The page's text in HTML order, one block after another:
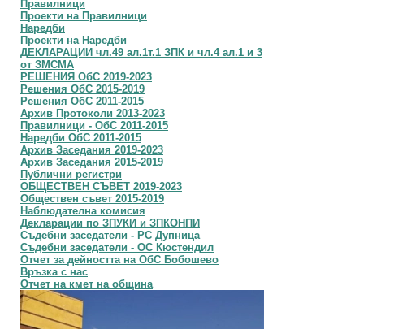
Правилници
Проекти на Правилници
Наредби
Проекти на Наредби
ДЕКЛАРАЦИИ чл.49 ал.1т.1 ЗПК и чл.4 ал.1 и 3
от ЗМСМА
РЕШЕНИЯ ОбС 2019-2023
Решения OбС 2015-2019
Решения ОбС 2011-2015
Архив Протоколи 2013-2023
Правилници - ОбС 2011-2015
Наредби ОбС 2011-2015
Архив Заседания 2019-2023
Архив Заседания 2015-2019
Публични регистри
ОБЩЕСТВЕН СЪВЕТ 2019-2023
Обществен съвет 2015-2019
Наблюдателна комисия
Декларации по ЗПУКИ и ЗПКОНПИ
Съдебни заседатели - РС Дупница
Съдебни заседатели - ОС Кюстендил
Отчет за дейността на ОбС Бобошево
Връзка с нас
Отчет на кмет на община